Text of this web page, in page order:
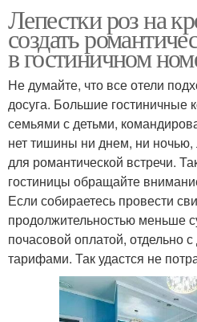
Лепестки роз на
создать
в гостиничном
Не думайте, что все отели
досуга. Большие гостиничные
семьями с детьми,
нет тишины ни днем, ни
для романтической встречи.
гостиницы обращайте
Если собираетесь провести
продолжительностью меньше
почасовой оплатой, отдельно
тарифами. Так удастся не